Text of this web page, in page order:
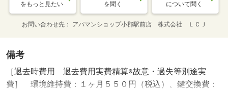
をもっと見たい を聞く について聞く
お問い合わせ先 アパマンショップ小郡駅前店 株式会社 ＬＣＪ
備考
［退去時費用 退去費用実費精算※故意・過失等別途実
費］ 環境維持費：１ヶ月５５０円（税込）、鍵交換費：